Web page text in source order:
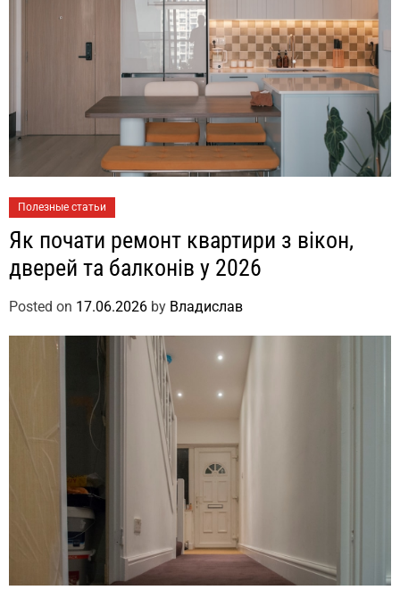
Полезные статьи
Як почати ремонт квартири з вікон,
дверей та балконів у 2026
Posted on 17.06.2026 by Владислав